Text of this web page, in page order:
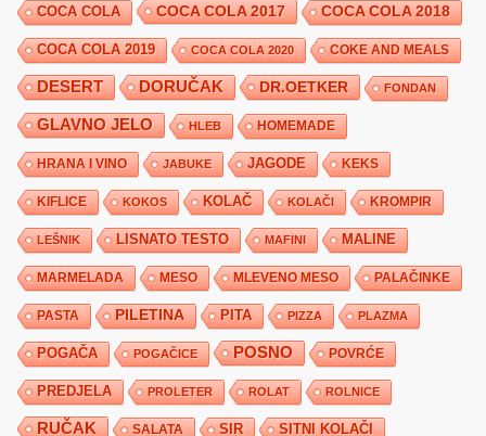
COCA COLA COCA COLA 2017 COCA COLA 2018
COCA COLA 2019 COCA COLA 2020 COKE AND MEALS
DESERT DORUČAK DR.OETKER FONDAN
GLAVNO JELO HLEB HOMEMADE
HRANA I VINO JABUKE JAGODE KEKS
KIFLICE KOKOS KOLAČ KOLAČI KROMPIR
LEŠNIK LISNATO TESTO MAFINI MALINE
MARMELADA MESO MLEVENO MESO PALAČINKE
PASTA PILETINA PITA PIZZA PLAZMA
POGAČA POGAČICE POSNO POVRĆE
PREDJELA PROLETER ROLAT ROLNICE
RUČAK SALATA SIR SITNI KOLAČI